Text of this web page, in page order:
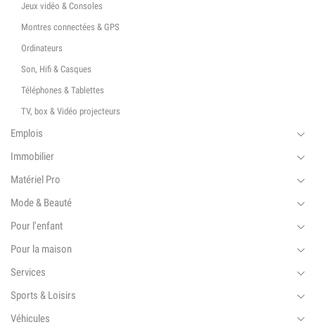
Jeux vidéo & Consoles
Montres connectées & GPS
Ordinateurs
Son, Hifi & Casques
Téléphones & Tablettes
TV, box & Vidéo projecteurs
Emplois
Immobilier
Matériel Pro
Mode & Beauté
Pour l'enfant
Pour la maison
Services
Sports & Loisirs
Véhicules